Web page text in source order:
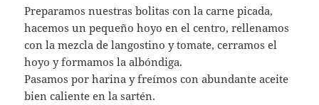
Preparamos nuestras bolitas con la carne picada,
hacemos un pequeño hoyo en el centro, rellenamos
con la mezcla de langostino y tomate, cerramos el
hoyo y formamos la albóndiga.
Pasamos por harina y freímos con abundante aceite
bien caliente en la sartén.